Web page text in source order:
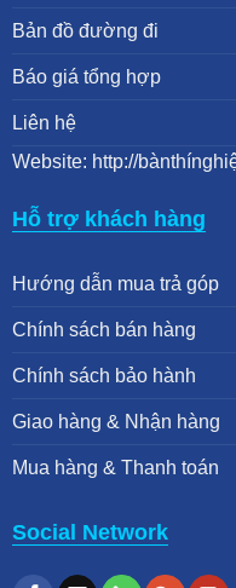
Bản đồ đường đi
Báo giá tổng hợp
Liên hệ
Website: http://
Hỗ trợ khách hàng
Hướng dẫn mua trả góp
Chính sách bán hàng
Chính sách bảo hành
Giao hàng & Nhận hàng
Mua hàng & Thanh toán
Social Network